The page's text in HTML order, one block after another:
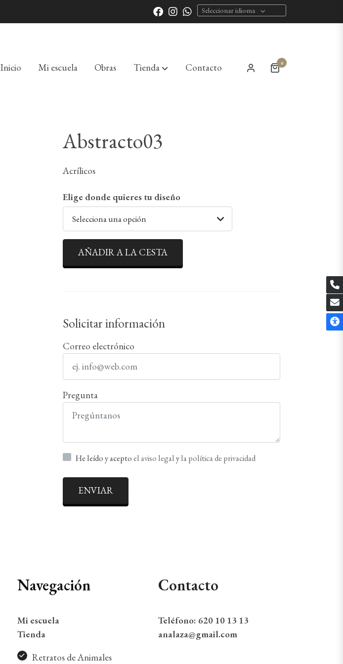
Seleccionar idioma
Inicio Mi escuela Obras Tienda Contacto 0
Abstracto03
Acrílicos
Elige donde quieres tu diseño
Selecciona una opción
AÑADIR A LA CESTA
Solicitar información
Correo electrónico
Pregunta
He leído y aceptoel aviso legalyla política de privacidad
ENVIAR
Navegación
Mi escuela
Tienda
Retratos de Animales
Contacto
Teléfono: 620 10 13 13
analaza@gmail.com